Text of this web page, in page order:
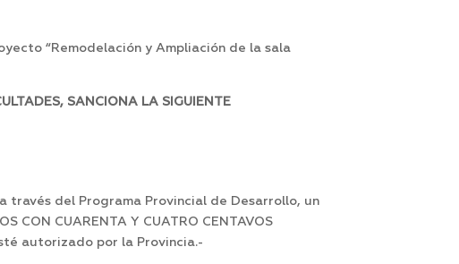
“Remodelación y Ampliación de la sala
SANCIONA LA SIGUIENTE
del Programa Provincial de Desarrollo, un
CON CUARENTA Y CUATRO CENTAVOS
autorizado por la Provincia.-